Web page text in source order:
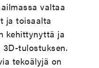
valtaa
ja toisaalta
kehittynyttä ja
tulostuksen.
tekoälyjä on